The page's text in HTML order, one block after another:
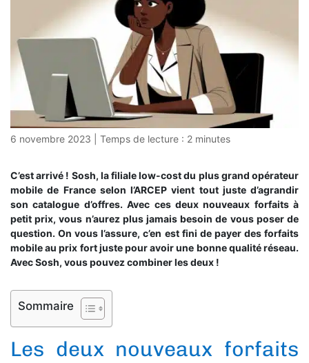
6 novembre 2023 Temps de lecture : 2 minutes
C’est arrivé ! Sosh, la filiale low-cost du plus grand opérateur
mobile de France selon l’ARCEP vient tout juste d’agrandir
son catalogue d’offres. Avec ces deux nouveaux forfaits à
petit prix, vous n’aurez plus jamais besoin de vous poser de
question. On vous l’assure, c’en est fini de payer des forfaits
mobile au prix fort juste pour avoir une bonne qualité réseau.
Avec Sosh, vous pouvez combiner les deux !
Sommaire
Les deux nouveaux forfaits